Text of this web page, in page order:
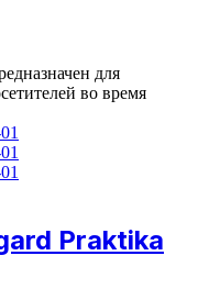
для
во время
Praktika